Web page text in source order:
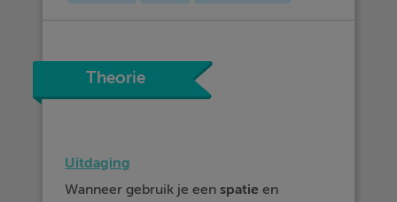
Theorie
Uitdaging
Wanneer gebruik je eenspatie en